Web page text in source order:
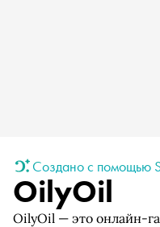
Создано с помощью
OilyOil
OilyOil — это онлайн-